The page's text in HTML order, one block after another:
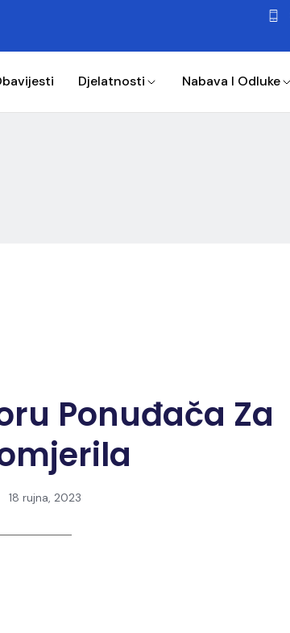
Djelatnosti Nabava I Odluke
Ponuđača Za
18 rujna, 2023